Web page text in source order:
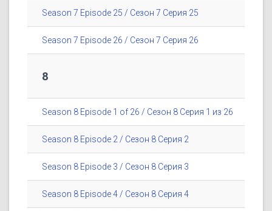
Season 7 Episode 25 / Сезон 7 Серия 25
Season 7 Episode 26 / Сезон 7 Серия 26
8
Season 8 Episode 1 of 26 / Сезон 8 Серия 1 из 26
Season 8 Episode 2 / Сезон 8 Серия 2
Season 8 Episode 3 / Сезон 8 Серия 3
Season 8 Episode 4 / Сезон 8 Серия 4